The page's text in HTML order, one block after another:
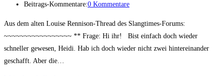
Beitrags-Kommentare:0 Kommentare
Aus dem alten Louise Rennison-Thread des Slangtimes-Forums:
~~~~~~~~~~~~~~~~~ ** Frage: Hi ihr! Bist einfach doch wieder
schneller gewesen, Heidi. Hab ich doch wieder nicht zwei hintereinander
geschafft. Aber die…